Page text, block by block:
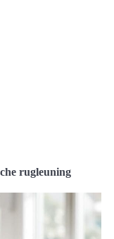
rugleuning